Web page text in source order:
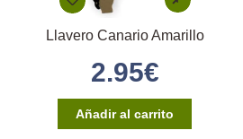
Llavero Canario Amarillo
2.95€
Añadir al carrito